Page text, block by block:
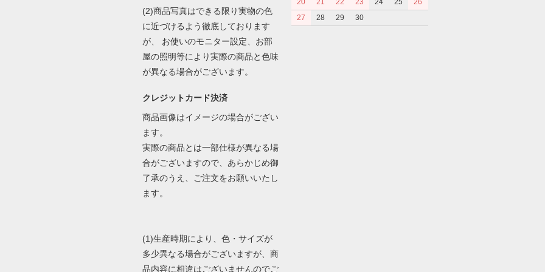
(2)商品写真はできる限り実物の色
に近づけるよう徹底しております
が、 お使いのモニター設定、お部
屋の照明等により実際の商品と色味
が異なる場合がございます。
クレジットカード決済
商品画像はイメージの場合がござい
ます。
実際の商品とは一部仕様が異なる場
合がございますので、あらかじめ御
了承のうえ、ご注文をお願いいたし
ます。
(1)生産時期により、色・サイズが
多少異なる場合がございますが、商
品内容に相違はございませんのでご
20 21 22 23 24 25
26
27
28 29 30